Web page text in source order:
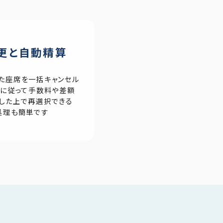
と自動精算
座席を一括キャンセル
に従って手数料や差額
た上で再選択できる
理も簡単です